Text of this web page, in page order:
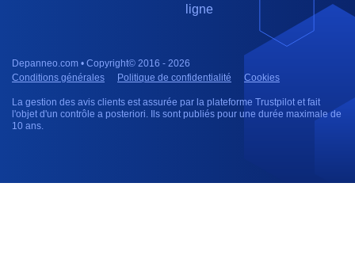
ligne
Depanneo.com • Copyright© 2016 - 2026
Conditions générales
Politique de confidentialité Cookies
La gestion des avis clients est assurée par la plateforme Trustpilot et fait
l'objet d'un contrôle a posteriori. Ils sont publiés pour une durée maximale de
10 ans.